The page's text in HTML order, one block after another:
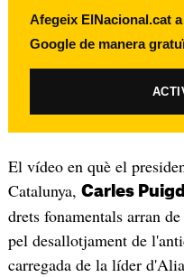
Afegeix ElNacional.cat
Google de manera
El vídeo en què el
Catalunya, Carles
drets fonamentals arran
pel desallotjament de
carregada de la líder